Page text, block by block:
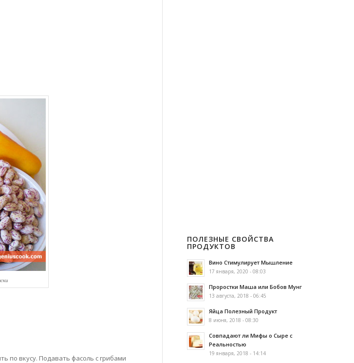
по вкусу. Подавать фасоль с грибами
ПОЛЕЗНЫЕ СВОЙСТВА
ПРОДУКТОВ
Вино Стимулирует Мышление
17 января, 2020 - 08:03
Проростки Маша или Бобов Мунг
13 августа, 2018 - 06:45
Яйца Полезный Продукт
8 июня, 2018 - 08:30
Совпадают ли Мифы о Сыре с
Реальностью
19 января, 2018 - 14:14